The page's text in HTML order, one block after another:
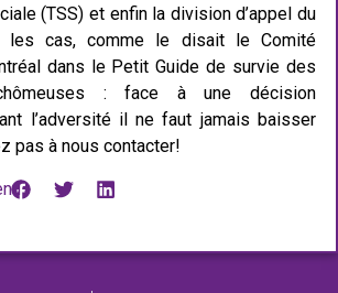
(TSS) et enfin la division d’appel du
les cas, comme le disait le Comité
dans le Petit Guide de survie des
: face à une décision
l’adversité il ne faut jamais baisser
pas à nous contacter!
: